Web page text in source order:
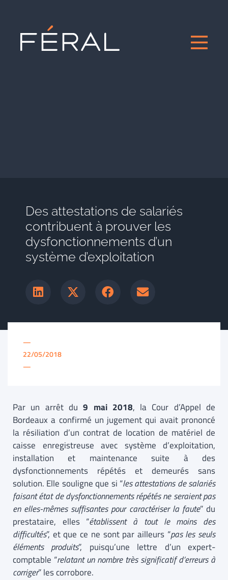
Des attestations de salariés
contribuent à prouver les
dysfonctionnements d’un
système d’exploitation
—
22/05/2018
—
Par un arrêt du9 mai 2018, la Cour d’Appel de
Bordeaux a confirmé un jugement qui avait prononcé
la résiliation d’un contrat de location de matériel de
caisse enregistreuse avec système d’exploitation,
installation et maintenance suite à des
dysfonctionnements répétés et demeurés sans
solution. Elle souligne que si “les attestations de salariés
faisant état de dysfonctionnements répétés ne seraient pas
en elles-mêmes suffisantes pour caractériser la faute” du
prestataire, elles “établissent à tout le moins des
difficultés”, et que ce ne sont par ailleurs “pas les seuls
éléments produits”, puisqu’une lettre d’un expert-
comptable “relatant un nombre très significatif d’erreurs à
corriger” les corrobore.